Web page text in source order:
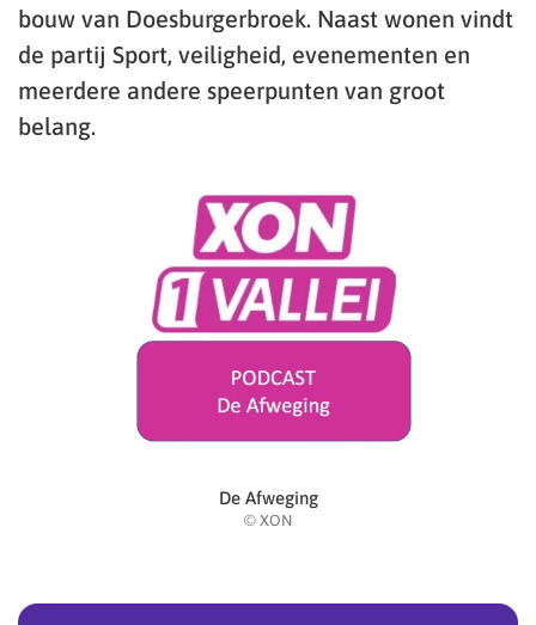
bouw van Doesburgerbroek. Naast wonen vindt
de partij Sport, veiligheid, evenementen en
meerdere andere speerpunten van groot
belang.
De Afweging
© XON